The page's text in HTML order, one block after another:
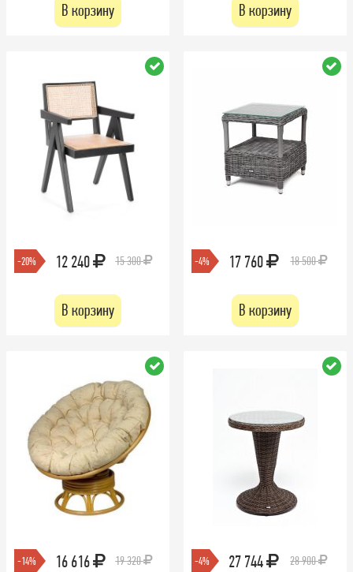
В корзину В корзину
-20% 12 240 15 300
В корзину
-4% 17 760 18 500
В корзину
-14% 16 616 19 320 -4% 27 744 28 900